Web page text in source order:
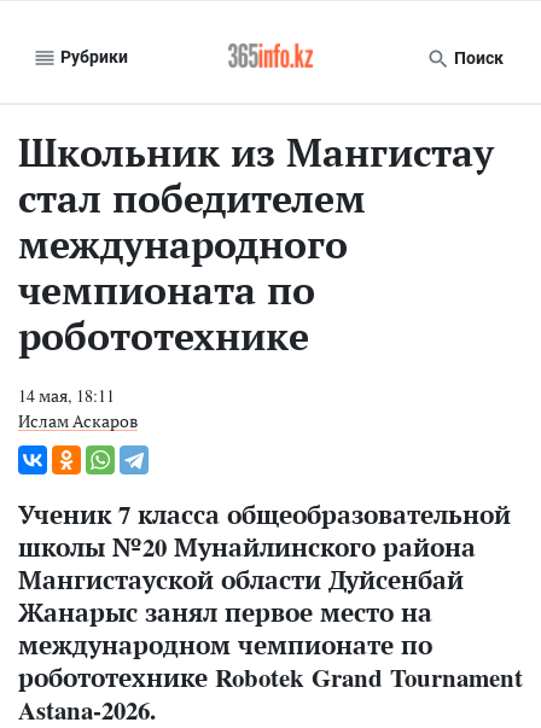
Рубрики Поиск
Школьник из Мангистау
стал победителем
международного
чемпионата по
робототехнике
14 мая, 18:11
Ислам Аскаров
Ученик 7 класса общеобразовательной
школы №20 Мунайлинского района
Мангистауской области Дуйсенбай
Жанарыс занял первое место на
международном чемпионате по
робототехнике Robotek Grand Tournament
Astana-2026.